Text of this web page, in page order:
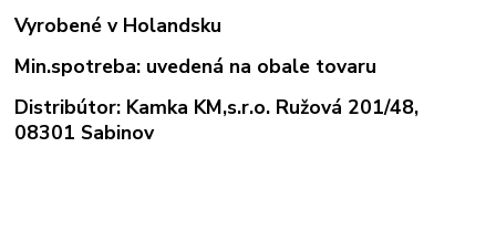
Vyrobené v Holandsku
Min.spotreba: uvedená na obale tovaru
Distribútor: Kamka KM,s.r.o. Ružová 201/48,
08301 Sabinov